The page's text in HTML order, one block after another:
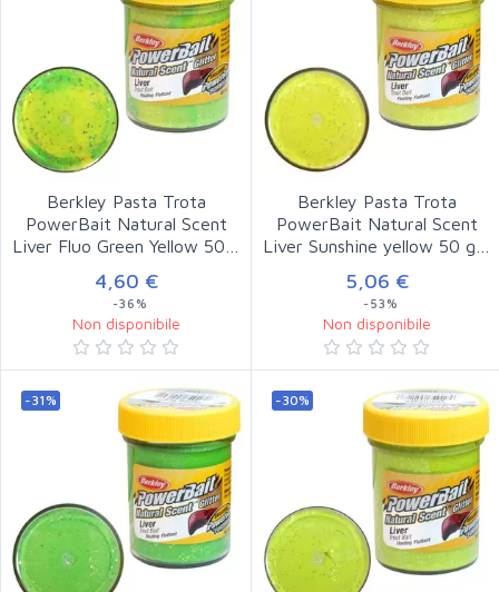
Berkley Pasta Trota
PowerBait Natural Scent
Liver Fluo Green Yellow 50…
4,60 €
-36%
Non disponibile
Berkley Pasta Trota
PowerBait Natural Scent
Liver Sunshine yellow 50 g…
5,06 €
-53%
Non disponibile
-31% -30%